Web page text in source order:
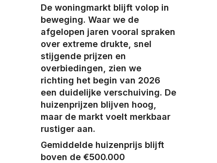
De woningmarkt blijft volop in
beweging. Waar we de
afgelopen jaren vooral spraken
over extreme drukte, snel
stijgende prijzen en
overbiedingen, zien we
richting het begin van 2026
een duidelijke verschuiving. De
huizenprijzen blijven hoog,
maar de markt voelt merkbaar
rustiger aan.
Gemiddelde huizenprijs blijft
boven de €500.000